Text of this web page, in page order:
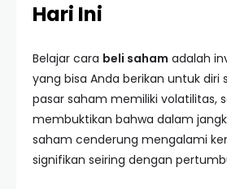
Hari Ini
Belajar cara beli saham adalah
yang bisa Anda berikan untuk diri
pasar saham memiliki volatilitas,
membuktikan bahwa dalam
saham cenderung mengalami
signifikan seiring dengan